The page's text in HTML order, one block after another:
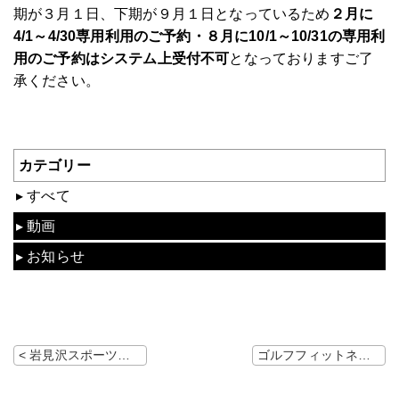
期が３月１日、下期が９月１日となっているため ２月に
4/1～4/30専用利用のご予約・８月に10/1～10/31の専用利
用のご予約はシステム上受付不可となっておりますご了
承ください。
カテゴリー
すべて
動画
お知らせ